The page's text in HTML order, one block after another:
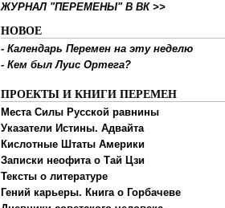
ЖУРНАЛ "ПЕРЕМЕНЫ" В ВК >>
НОВОЕ
- Календарь Перемен на эту неделю
- Кем был Луис Ортега?
ПРОЕКТЫ И КНИГИ ПЕРЕМЕН
Места Силы Русской равнины
Указатели Истины. Адвайта
Кислотные Штаты Америки
Записки неофита о Тай Цзи
Тексты о литературе
Гений карьеры. Книга о Горбачеве